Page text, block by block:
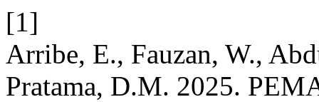
[1]
Arribe, E., Fauzan, W.,
Pratama, D.M. 2025.